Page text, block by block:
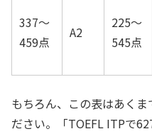
337〜
459点
A2
225～
545点
もちろん、この表はあく
ださい。「TOEFL ITPで